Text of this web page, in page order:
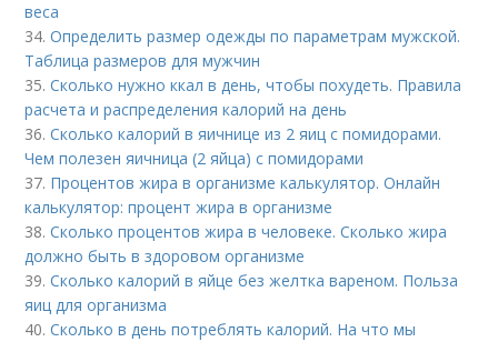
веса
34.Определить размер одежды по параметрам мужской.
Таблица размеров для мужчин
35.Сколько нужно ккал в день, чтобы похудеть. Правила
расчета и распределения калорий на день
36.Сколько калорий в яичнице из 2 яиц с помидорами.
Чем полезен яичница (2 яйца) с помидорами
37. Процентов жира в организме калькулятор. Онлайн
калькулятор: процент жира в организме
38.Сколько процентов жира в человеке. Сколько жира
должно быть в здоровом организме
39.Сколько калорий в яйце без желтка вареном. Польза
яиц для организма
40.Сколько в день потреблять калорий. На что мы